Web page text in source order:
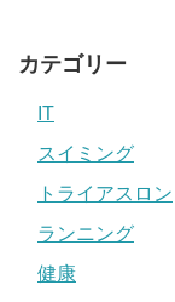
カテゴリー
IT
スイミング
トライアスロン
ランニング
健康